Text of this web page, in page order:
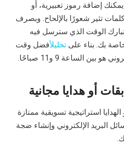
إضافة رموز تعبيرية، أو
تثير شعورًا بالإلحاح. وبصرف
الوقت الذي سترسل فيه
بك. بناء على تحليلأفضل وقت
بين الساعة 9 و11 صباحًا.
استراتيجية تسويقية ممتازة
البريد الإلكتروني وإنشاء ضجة